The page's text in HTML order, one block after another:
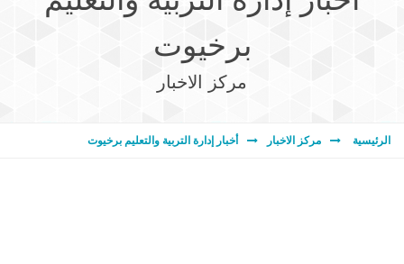
برخيوت
مركز الاخبار
الرئيسية مركز الاخبار أخبار إدارة التربية والتعليم برخيوت